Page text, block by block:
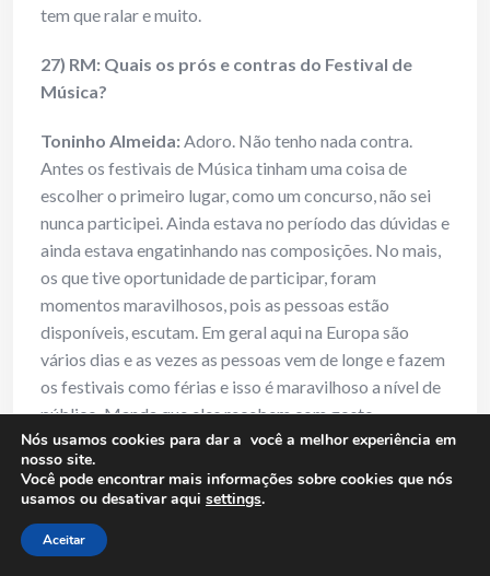
tem que ralar e muito.
27) RM: Quais os prós e contras do Festival de
Música?
Toninho Almeida:Adoro. Não tenho nada contra.
Antes os festivais de Música tinham uma coisa de
escolher o primeiro lugar, como um concurso, não sei
nunca participei. Ainda estava no período das dúvidas e
ainda estava engatinhando nas composições. No mais,
os que tive oportunidade de participar, foram
momentos maravilhosos, pois as pessoas estão
disponíveis, escutam. Em geral aqui na Europa são
vários dias e as vezes as pessoas vem de longe e fazem
os festivais como férias e isso é maravilhoso a nível de
público. Manda que eles recebem com gosto.
Maravilha.
28) RM: Hoje os Festivais de Música para revelar
Nós usamos cookies para dar a você a melhor experiência em
nosso site.
Você pode encontrar mais informações sobre cookies que nós
usamos ou desativar aqui settings.
Aceitar